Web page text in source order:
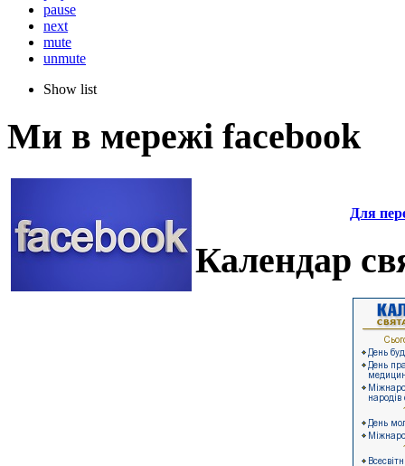
pause
next
mute
unmute
Show list
Ми в мережі facebook
Для
Календар